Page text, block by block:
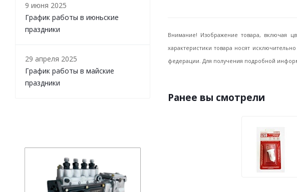
Внимание! Изображение товара, включая
характеристики товара носят
федерации. Для получения подробной
Ранее вы смотрели
9 июня 2025
График работы в июньские
праздники
29 апреля 2025
График работы в майские
праздники